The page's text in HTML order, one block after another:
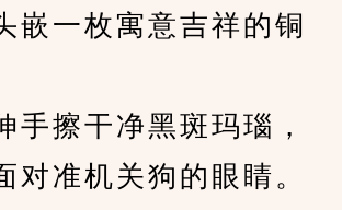
嵌一枚寓意吉祥的铜
擦干净黑斑玛瑙，
对准机关狗的眼睛。